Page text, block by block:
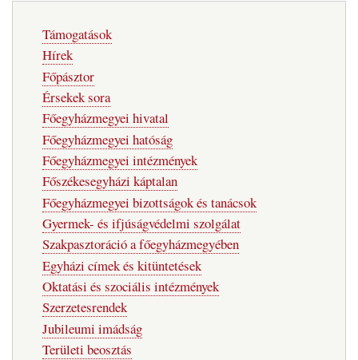
navigáció
Támogatások
Hírek
Főpásztor
Érsekek sora
Főegyházmegyei hivatal
Főegyházmegyei hatóság
Főegyházmegyei intézmények
Főszékesegyházi káptalan
Főegyházmegyei bizottságok és tanácsok
Gyermek- és ifjúságvédelmi szolgálat
Szakpasztoráció a főegyházmegyében
Egyházi címek és kitüntetések
Oktatási és szociális intézmények
Szerzetesrendek
Jubileumi imádság
Területi beosztás